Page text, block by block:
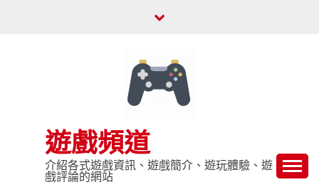
遊戲頻道
介紹各式遊戲資訊、遊戲簡介、遊玩體驗、遊
戲評論的網站